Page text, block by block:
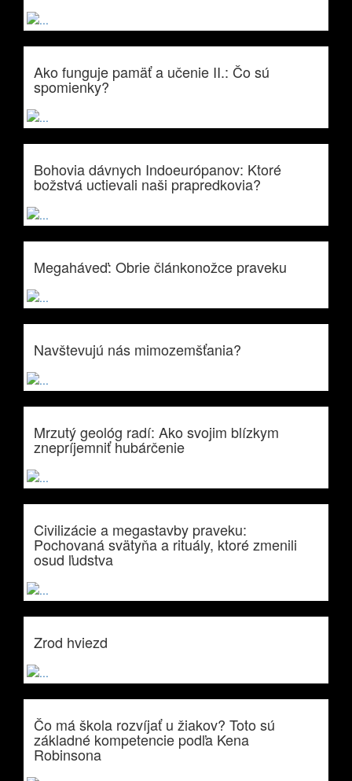
Ako funguje pamäť a učenie II.: Čo sú
spomienky?
Bohovia dávnych Indoeurópanov: Ktoré
božstvá uctievali naši prapredkovia?
Megaháveď: Obrie článkonožce praveku
Navštevujú nás mimozemšťania?
Mrzutý geológ radí: Ako svojim blízkym
znepríjemniť hubárčenie
Civilizácie a megastavby praveku:
Pochovaná svätyňa a rituály, ktoré zmenili
osud ľudstva
Zrod hviezd
Čo má škola rozvíjať u žiakov? Toto sú
základné kompetencie podľa Kena
Robinsona